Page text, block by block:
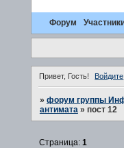
Форум
Привет, Гость! Войдите
» форум группы
антимата » пост 12
Страница: 1